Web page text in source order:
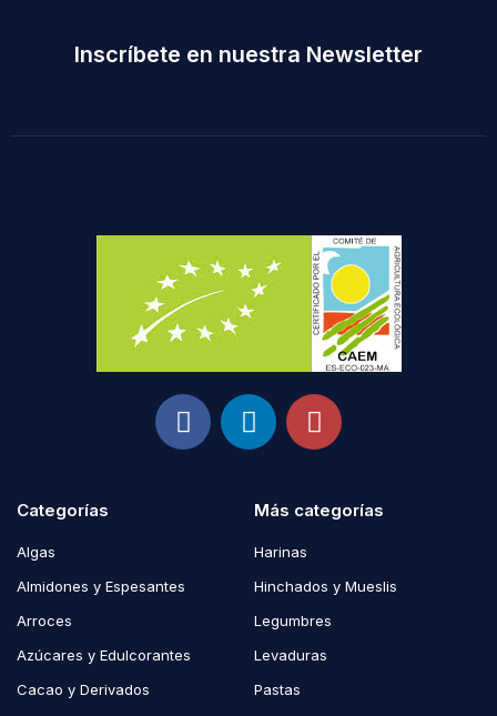
Inscríbete en nuestra Newsletter
Categorías
Algas
Almidones y Espesantes
Arroces
Azúcares y Edulcorantes
Cacao y Derivados
Más categorías
Harinas
Hinchados y Mueslis
Legumbres
Levaduras
Pastas